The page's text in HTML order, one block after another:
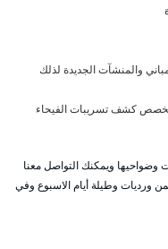
والمنشآت الجديدة لذلك
كشف تسريبات الفيحاء
وضواحيها ويمكنك التواصل معنا
نعمل على مدار 24 ساعة وضمن ورديات وطيلة أيام الاسبوع وفي